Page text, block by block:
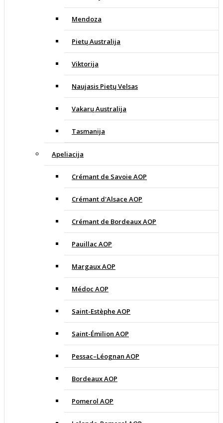
Mendoza
Pietų Australija
Viktorija
Naujasis Pietų Velsas
Vakarų Australija
Tasmanija
Apeliacija
Crémant de Savoie AOP
Crémant d'Alsace AOP
Crémant de Bordeaux AOP
Pauillac AOP
Margaux AOP
Médoc AOP
Saint-Estèphe AOP
Saint-Émilion AOP
Pessac–Léognan AOP
Bordeaux AOP
Pomerol AOP